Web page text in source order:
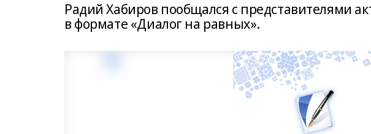
Радий Хабиров пообщался с представителями
в формате «Диалог на равных».